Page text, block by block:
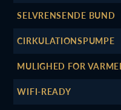
SELVRENSENDE BUND
CIRKULATIONSPUMPE
MULIGHED FOR
WIFI-READY